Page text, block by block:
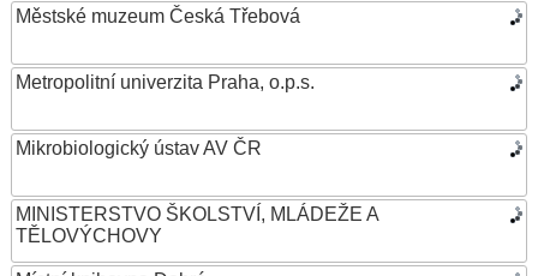
Městské muzeum Česká Třebová
Metropolitní univerzita Praha, o.p.s.
Mikrobiologický ústav AV ČR
MINISTERSTVO ŠKOLSTVÍ, MLÁDEŽE A
TĚLOVÝCHOVY